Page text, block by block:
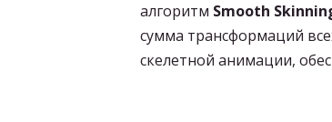
алгоритм Smooth
сумма трансформаций
скелетной анимации,